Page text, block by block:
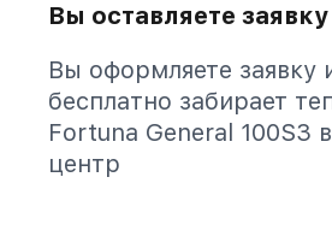
Вы оставляете
Вы оформляете заявку
бесплатно забирает
Fortuna General 100S3
центр